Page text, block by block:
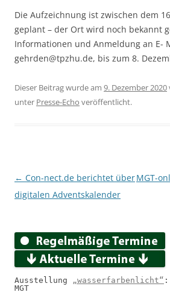
Die Aufzeichnung ist zwischen dem
geplant – der Ort wird noch bekannt
Informationen und Anmeldung an E-
gehrden@tpzhu.de, bis zum 8.
Dieser Beitrag wurde am 9. Dezember 2020
unter Presse-Echo veröffentlicht.
Beitragsnavigation
← Con-nect.de berichtet über
digitalen Adventskalender
MGT-
Ausstellung „wasserfarbenlicht“
MGT